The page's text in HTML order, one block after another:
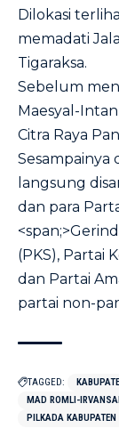
Dilokasi
memadati
Tigaraksa.
Sebelum
Maesyal-
Citra Raya
Sesampainya
langsung
dan para
(PKS), Partai
dan Partai
partai non-
TAGGED:
MAD ROMLI-
PILKADA KABUPATEN